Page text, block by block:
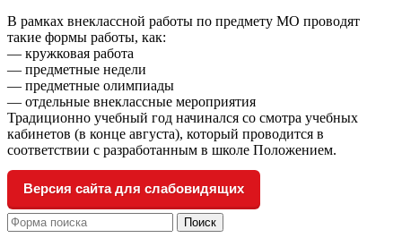
В рамках внеклассной работы по предмету МО проводят
такие формы работы, как:
— кружковая работа
— предметные недели
— предметные олимпиады
— отдельные внеклассные мероприятия
Традиционно учебный год начинался со смотра учебных
кабинетов (в конце августа), который проводится в
соответствии с разработанным в школе Положением.
Версия сайта для слабовидящих
Поиск